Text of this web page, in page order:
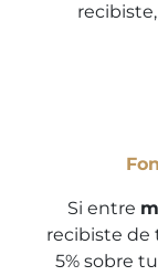
Si entre
recibiste de
5% sobre